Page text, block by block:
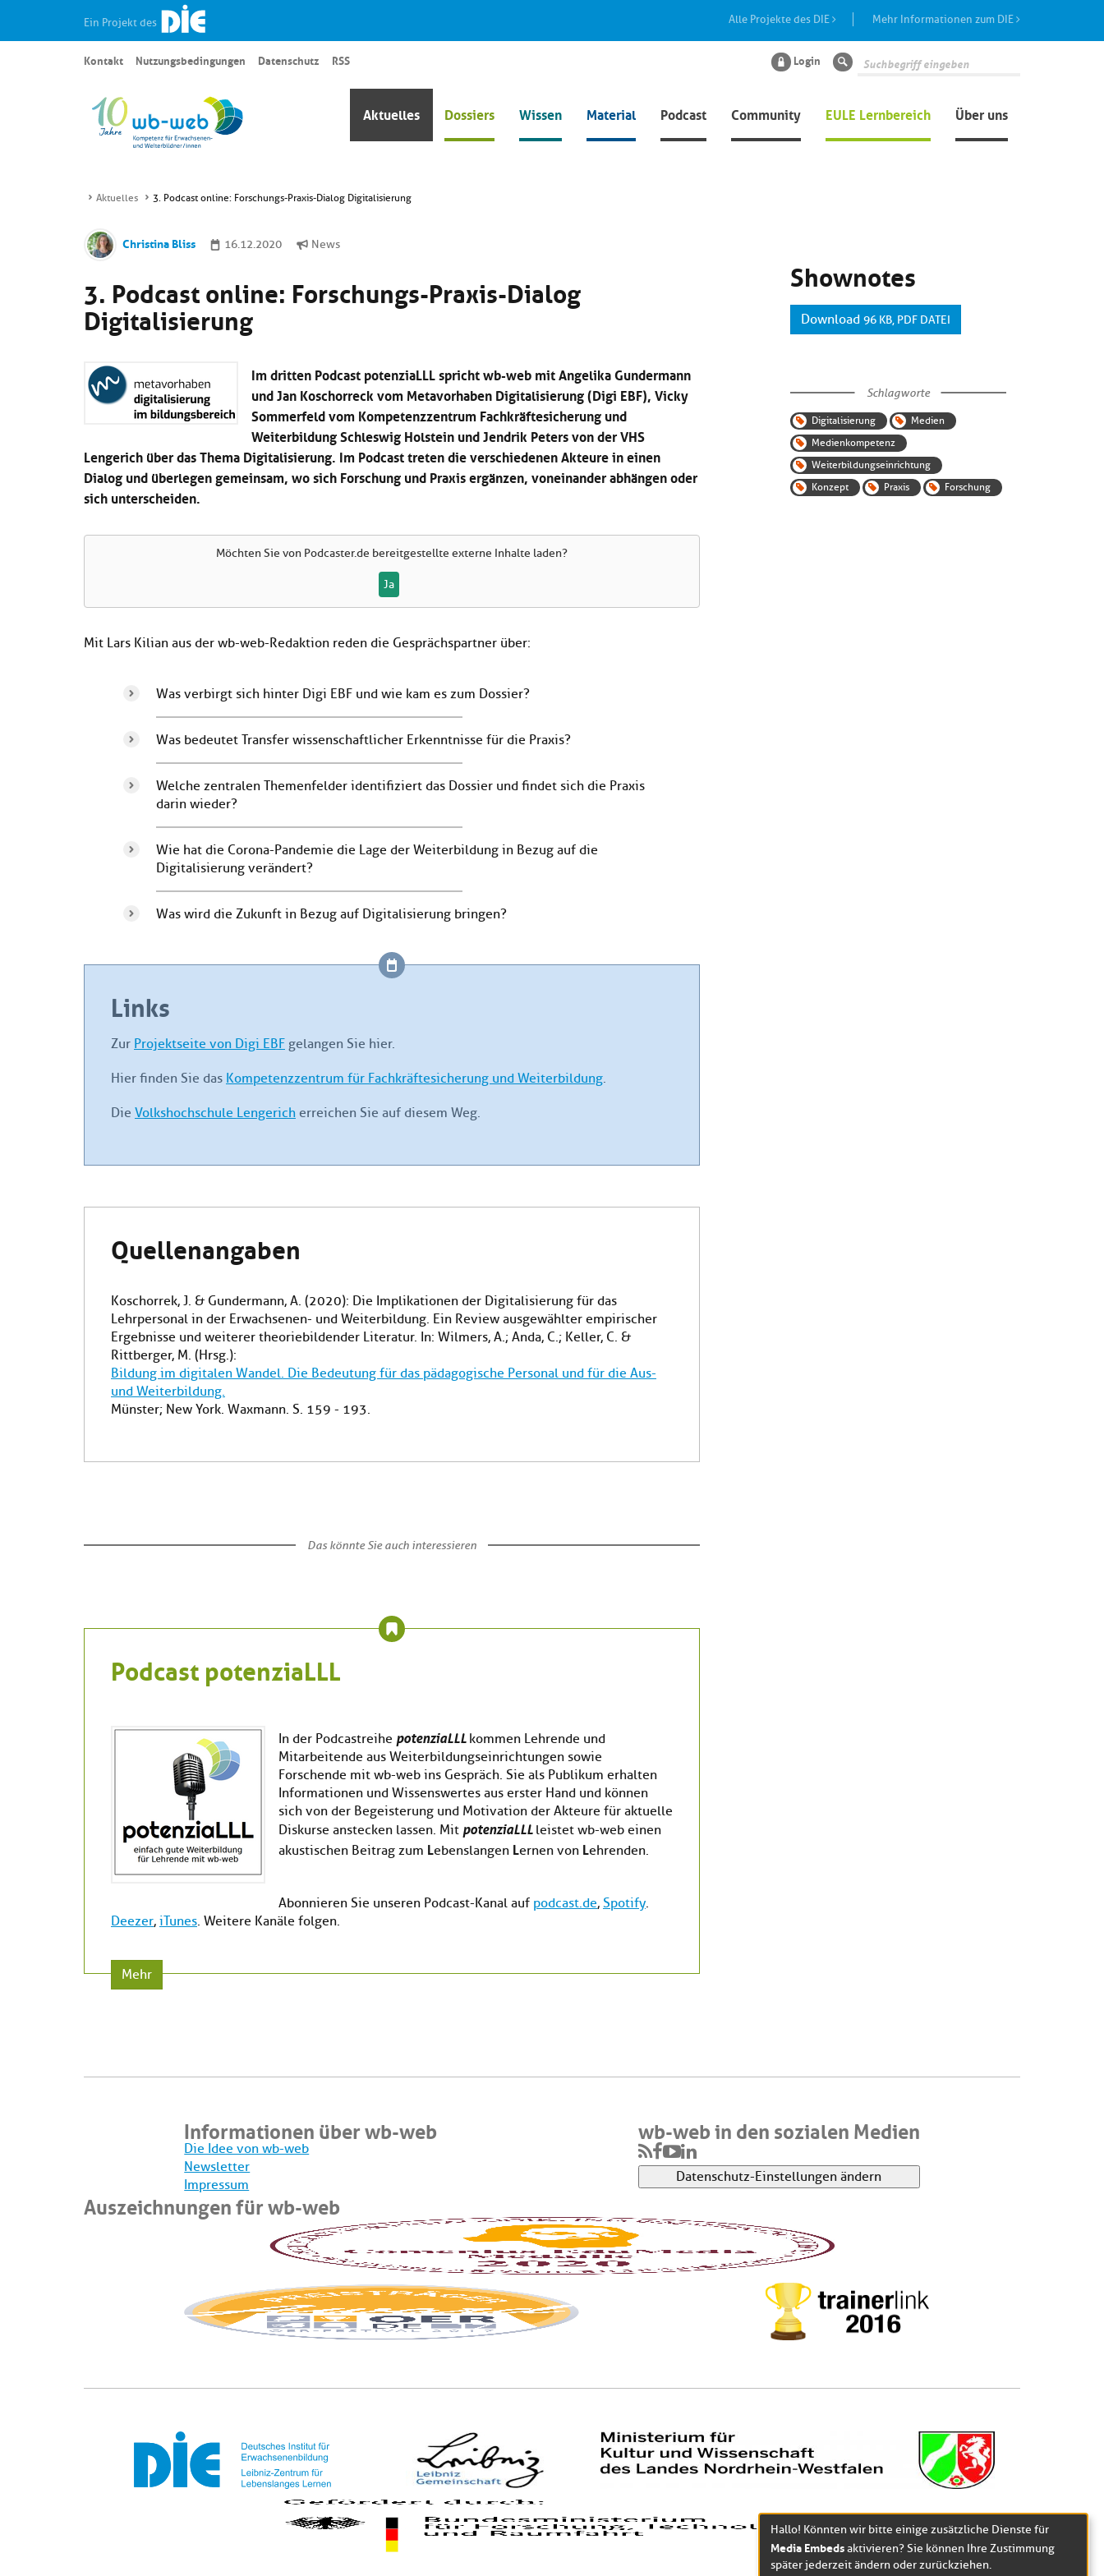
Ein Projekt des Alle Projekte des DIE Mehr Informationen zum DIE
Aktuelles Dossiers Wissen Material Podcast Community EULE Lernbereich Über uns
Kontakt Nutzungsbedingungen Datenschutz RSS Login Suche
Aktuelles 3. Podcast online: Forschungs-Praxis-Dialog Digitalisierung
Christina Bliss 16.12.2020 News
3. Podcast online: Forschungs-Praxis-Dialog
Digitalisierung
Im dritten Podcast potenziaLLL spricht wb-web mit Angelika Gundermann
und Jan Koschorreck vom Metavorhaben Digitalisierung (Digi EBF), Vicky
Sommerfeld vom Kompetenzzentrum Fachkräftesicherung und
Weiterbildung Schleswig Holstein und Jendrik Peters von der VHS
Lengerich über das Thema Digitalisierung. Im Podcast treten die verschiedenen Akteure in einen
Dialog und überlegen gemeinsam, wo sich Forschung und Praxis ergänzen, voneinander abhängen oder
sich unterscheiden.
Möchten Sie von Podcaster.de bereitgestellte externe Inhalte laden?
Ja
Mit Lars Kilian aus der wb-web-Redaktion reden die Gesprächspartner über:
Was verbirgt sich hinter Digi EBF und wie kam es zum Dossier?
Was bedeutet Transfer wissenschaftlicher Erkenntnisse für die Praxis?
Welche zentralen Themenfelder identifiziert das Dossier und findet sich die Praxis
darin wieder?
Wie hat die Corona-Pandemie die Lage der Weiterbildung in Bezug auf die
Digitalisierung verändert?
Was wird die Zukunft in Bezug auf Digitalisierung bringen?
Links
Zur Projektseite von Digi EBF gelangen Sie hier.
Hier finden Sie das Kompetenzzentrum für Fachkräftesicherung und Weiterbildung.
Die Volkshochschule Lengerich erreichen Sie auf diesem Weg.
Quellenangaben
Koschorrek, J. & Gundermann, A. (2020): Die Implikationen der Digitalisierung für das
Lehrpersonal in der Erwachsenen- und Weiterbildung. Ein Review ausgewählter empirischer
Ergebnisse und weiterer theoriebildender Literatur. In: Wilmers, A.; Anda, C.; Keller, C. &
Rittberger, M. (Hrsg.):
Bildung im digitalen Wandel. Die Bedeutung für das pädagogische Personal und für die Aus-
und Weiterbildung.
Münster; New York. Waxmann. S. 159 - 193.
Das könnte Sie auch interessieren
Podcast potenziaLLL
In der Podcastreihe potenziaLLL kommen Lehrende und
Mitarbeitende aus Weiterbildungseinrichtungen sowie
Forschende mit wb-web ins Gespräch. Sie als Publikum erhalten
Informationen und Wissenswertes aus erster Hand und können
sich von der Begeisterung und Motivation der Akteure für aktuelle
Diskurse anstecken lassen. Mit potenziaLLL leistet wb-web einen
akustischen Beitrag zum Lebenslangen Lernen von Lehrenden.
Abonnieren Sie unseren Podcast-Kanal auf podcast.de, Spotify.
Deezer, iTunes. Weitere Kanäle folgen.
Mehr
Shownotes
Download 96 KB, PDF DATEI
Schlagworte
Digitalisierung
Medien
Medienkompetenz
Weiterbildungseinrichtung
Konzept
Praxis Forschung
Informationen über wb-web
Die Idee von wb-web
Newsletter
Impressum
wb-web in den sozialen Medien
Datenschutz-Einstellungen ändern
Auszeichnungen für wb-web
Hallo! Könnten wir bitte einige zusätzliche Dienste für
Media Embedsaktivieren? Sie können Ihre Zustimmung
später jederzeit ändern oder zurückziehen.